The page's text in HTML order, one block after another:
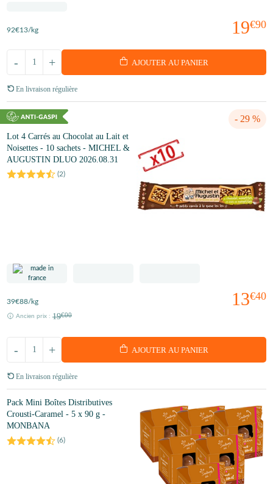
19€90
92€13/kg
+
- AJOUTER AU PANIER
En livraison régulière
- 29 %
Lot 4 Carrés au Chocolat au Lait et
Noisettes - 10 sachets - MICHEL &
AUGUSTIN DLUO 2026.08.31
(2)
13€40
39€88/kg
Ancien prix : 19€00
+
- AJOUTER AU PANIER
En livraison régulière
Pack Mini Boîtes Distributives
Crousti-Caramel - 5 x 90 g -
MONBANA
(6)